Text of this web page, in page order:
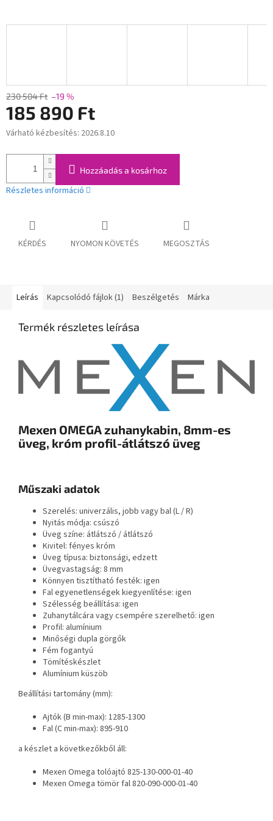
230 504 Ft –19 %
185 890 Ft
Egységár:
Várható kézbesítés: 2026.8.10
Hozzáadás a kosárhoz
Részletes információ
KÉRDÉS NYOMON KÖVETÉS MEGOSZTÁS
Leírás Kapcsolódó fájlok (1) Beszélgetés Márka
Termék részletes leírása
Mexen OMEGA zuhanykabin, 8mm-es
üveg, króm profil-átlátszó üveg
Műszaki adatok
Szerelés: univerzális, jobb vagy bal (L / R)
Nyitás módja: csúszó
Üveg színe: átlátszó / átlátszó
Kivitel: fényes króm
Üveg típusa: biztonsági, edzett
Üvegvastagság: 8 mm
Könnyen tisztítható festék: igen
Fal egyenetlenségek kiegyenlítése: igen
Szélesség beállítása: igen
Zuhanytálcára vagy csempére szerelhető: igen
Profil: alumínium
Minőségi dupla görgők
Fém fogantyú
Tömítéskészlet
Alumínium küszöb
Beállítási tartomány (mm):
Ajtók (B min-max): 1285-1300
Fal (C min-max): 895-910
a készlet a következőkből áll:
Mexen Omega tolóajtó 825-130-000-01-40
Mexen Omega tömör fal 820-090-000-01-40